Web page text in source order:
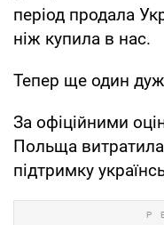
період продала
ніж купила в нас.
Тепер ще один
За офіційними
Польща
підтримку